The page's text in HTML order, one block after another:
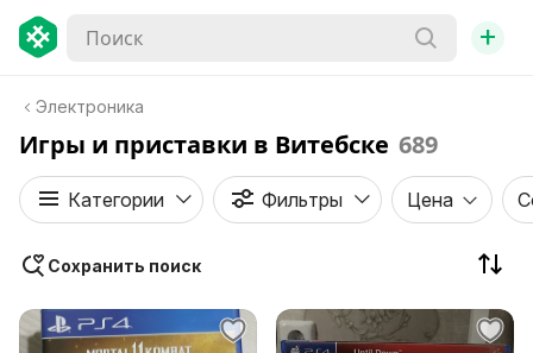
+
Электроника
Игры и приставки в Витебске 689
Категории Фильтры Цена
Сохранить поиск